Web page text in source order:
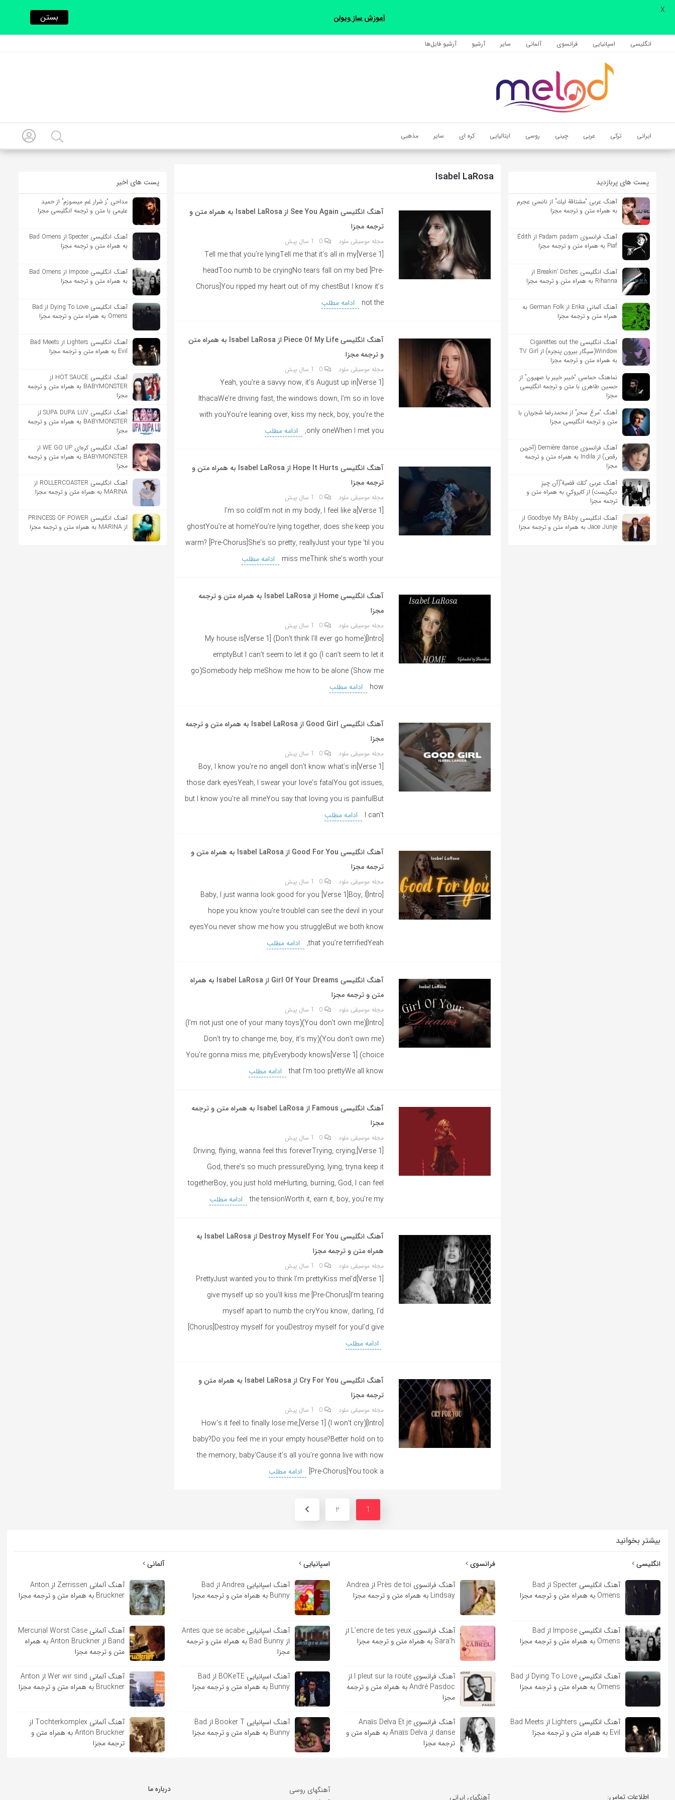
انگلیسی اسپانیایی فرانسوی آلمانی سایر آرشیو آرشیو فایل‌‎ها
ایرانی ترکی عربی چینی روسی ایتالیایی کره ای سایر مذهبی
اشتراک گذاری
با استفاده از روش‌های زیر می‌توانید این صفحه را با دوستان خود به
کپی لینک
پست های پربازدید
آهنگ عربی “مشتاقة لیك” از نانسی عجرم
به همراه متن و ترجمه مجزا
آهنگ فرانسوی Padam padam از Édith
Piaf به همراه متن و ترجمه مجزا
آهنگ انگلیسی Breakin’ Dishes از
Rihanna به همراه متن و ترجمه مجزا
آهنگ آلمانی Erika از German Folk به
همراه متن و ترجمه مجزا
آهنگ انگلیسی Cigarettes out the
Window(سیگار بیرون پنجره) از TV Girl
به همراه متن و ترجمه مجزا
نماهنگ حماسی “خیبر خیبر یا صهیون” از
حسین طاهری با متن و ترجمه انگلیسی
مجزا
آهنگ “مرغ سحر” از محمدرضا شجریان با
متن و ترجمه انگلیسی مجزا
آهنگ فرانسوی Dernière danse (آخرین
رقص) از Indila به همراه متن و ترجمه
مجزا
آهنگ عربی “تلك قضية”(آن چیزِ
دیگریست) از كايروكي به همراه متن و
ترجمه مجزا
آهنگ انگلیسی Goodbye My BAby از
Jace Junje به همراه متن و ترجمه مجزا
Isabel LaRosa
آهنگ انگلیسی See You Again از Isabel LaRosa به همراه متن و
ترجمه مجزا
مجله موسیقی ملود 0 1 سال پیش
[Verse 1]Tell me that you’re lyingTell me that it’s all in my
headToo numb to be cryingNo tears fall on my bed [Pre-
Chorus]You ripped my heart out of my chestBut I know it’s
not the
ادامه مطلب
آهنگ انگلیسی Piece Of My Life از Isabel LaRosa به همراه متن
و ترجمه مجزا
مجله موسیقی ملود 0 1 سال پیش
[Verse 1]Yeah, you’re a savvy now, it’s August up in
IthacaWe’re driving fast, the windows down, I’m so in love
with youYou’re leaning over, kiss my neck, boy, you’re the
only oneWhen I met you,
ادامه مطلب
آهنگ انگلیسی Hope It Hurts از Isabel LaRosa به همراه متن و
ترجمه مجزا
مجله موسیقی ملود 0 1 سال پیش
[Verse 1]I’m so coldI’m not in my body, I feel like a
ghostYou’re at homeYou’re lying together, does she keep you
warm? [Pre-Chorus]She’s so pretty, reallyJust your type ’til you
miss meThink she’s worth your
ادامه مطلب
آهنگ انگلیسی Home از Isabel LaRosa به همراه متن و ترجمه
مجزا
مجله موسیقی ملود 0 1 سال پیش
[Intro](Don’t think I’ll ever go home) [Verse 1]My house is
emptyBut I can’t seem to let it go (I can’t seem to let it
go)Somebody help meShow me how to be alone (Show me
how
ادامه مطلب
آهنگ انگلیسی Good Girl از Isabel LaRosa به همراه متن و ترجمه
مجزا
مجله موسیقی ملود 0 1 سال پیش
[Verse 1]Boy, I know you’re no angelI don’t know what’s in
those dark eyesYeah, I swear your love’s fatalYou got issues,
but I know you’re all mineYou say that loving you is painfulBut
I can’t
ادامه مطلب
آهنگ انگلیسی Good For You از Isabel LaRosa به همراه متن و
ترجمه مجزا
مجله موسیقی ملود 0 1 سال پیش
[Intro]Baby, I just wanna look good for you [Verse 1]Boy, I
hope you know you’re troubleI can see the devil in your
eyesYou never show me how you struggleBut we both know
that you’re terrifiedYeah,
ادامه مطلب
آهنگ انگلیسی Girl Of Your Dreams از Isabel LaRosa به همراه
متن و ترجمه مجزا
مجله موسیقی ملود 0 1 سال پیش
[Intro](You don’t own me)(I’m not just one of your many toys)
(You don’t own me)(Don’t try to change me, boy, it’s my
choice) [Verse 1]You’re gonna miss me, pityEverybody knows
that I’m too prettyWe all know
ادامه مطلب
آهنگ انگلیسی Famous از Isabel LaRosa به همراه متن و ترجمه
مجزا
مجله موسیقی ملود 0 1 سال پیش
[Verse 1]Driving, flying, wanna feel this foreverTrying, crying,
God, there’s so much pressureDying, lying, tryna keep it
togetherBoy, you just hold meHurting, burning, God, I can feel
the tensionWorth it, earn it, boy, you’re my
ادامه مطلب
آهنگ انگلیسی Destroy Myself For You از Isabel LaRosa به
همراه متن و ترجمه مجزا
مجله موسیقی ملود 0 1 سال پیش
[Verse 1]PrettyJust wanted you to think I’m prettyKiss meI’d
give myself up so you’ll kiss me [Pre-Chorus]I’m tearing
myself apart to numb the cryYou know, darling, I’d
[Chorus]Destroy myself for youDestroy myself for youI’d give
ادامه مطلب
آهنگ انگلیسی Cry For You از Isabel LaRosa به همراه متن و
ترجمه مجزا
مجله موسیقی ملود 0 1 سال پیش
[Intro](I won’t cry) [Verse 1]How’s it feel to finally lose me,
baby?Do you feel me in your empty house?Better hold on to
the memory, baby‘Cause it’s all you’re gonna live with now
[Pre-Chorus]You took a
ادامه مطلب
1
2
پست های اخیر
مداحی “ز شرار غم میسوزم” از حمید
علیمی با متن و ترجمه انگلیسی مجزا
آهنگ انگلیسی Specter از Bad Omens
به همراه متن و ترجمه مجزا
آهنگ انگلیسی Impose از Bad Omens
به همراه متن و ترجمه مجزا
آهنگ انگلیسی Dying To Love از Bad
Omens به همراه متن و ترجمه مجزا
آهنگ انگلیسی Lighters از Bad Meets
Evil به همراه متن و ترجمه مجزا
آهنگ انگلیسی HOT SAUCE از
BABYMONSTER به همراه متن و ترجمه
مجزا
آهنگ انگلیسی SUPA DUPA LUV از
BABYMONSTER به همراه متن و ترجمه
مجزا
آهنگ انگلیسی کره‌ای WE GO UP از
BABYMONSTER به همراه متن و ترجمه
مجزا
آهنگ انگلیسی ROLLERCOASTER از
MARINA به همراه متن و ترجمه مجزا
آهنگ انگلیسی PRINCESS OF POWER
از MARINA به همراه متن و ترجمه مجزا
بیشتر بخوانید
انگلیسی
آهنگ انگلیسی Specter از Bad
Omens به همراه متن و ترجمه مجزا
آهنگ انگلیسی Impose از Bad
Omens به همراه متن و ترجمه مجزا
آهنگ انگلیسی Dying To Love از Bad
Omens به همراه متن و ترجمه مجزا
آهنگ انگلیسی Lighters از Bad Meets
Evil به همراه متن و ترجمه مجزا
فرانسوی
آهنگ فرانسوی Près de toi از Andrea
Lindsay به همراه متن و ترجمه مجزا
آهنگ فرانسوی L’encre de tes yeux از
Sara’h به همراه متن و ترجمه مجزا
آهنگ فرانسوی l pleut sur la route از
André Pasdoc به همراه متن و ترجمه
مجزا
آهنگ فرانسوی Anaïs Delva Et je
danse از Anaïs Delva به همراه متن و
ترجمه مجزا
اسپانیایی
آهنگ اسپانیایی Andrea از Bad
Bunny به همراه متن و ترجمه مجزا
آهنگ اسپانیایی Antes que se acabe
از Bad Bunny به همراه متن و ترجمه
مجزا
آهنگ اسپانیایی BOKeTE از Bad
Bunny به همراه متن و ترجمه مجزا
آهنگ اسپانیایی Booker T از Bad
Bunny به همراه متن و ترجمه مجزا
آلمانی
آهنگ آلمانی Zerrissen از Anton
Bruckner به همراه متن و ترجمه مجزا
آهنگ آلمانی Mercurial Worst Case
Band از Anton Bruckner به همراه
متن و ترجمه مجزا
آهنگ آلمانی Wer wir sind از Anton
Bruckner به همراه متن و ترجمه مجزا
آهنگ آلمانی Tochterkomplex از
Anton Bruckner به همراه متن و
ترجمه مجزا
اطلاعات تماس: آهنگهای ایرانی
آهنگهای روسی
درباره ما
آموزش ساز ویولن بستن
X